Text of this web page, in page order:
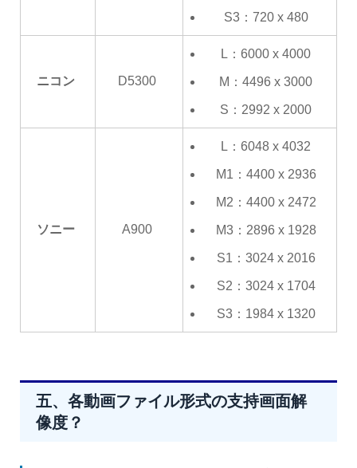
S3：720 x 480
ニコン D5300
L：6000 x 4000
M：4496 x 3000
S：2992 x 2000
ソニー A900
L：6048 x 4032
M1：4400 x 2936
M2：4400 x 2472
M3：2896 x 1928
S1：3024 x 2016
S2：3024 x 1704
S3：1984 x 1320
五、各動画ファイル形式の支持画面解
像度？